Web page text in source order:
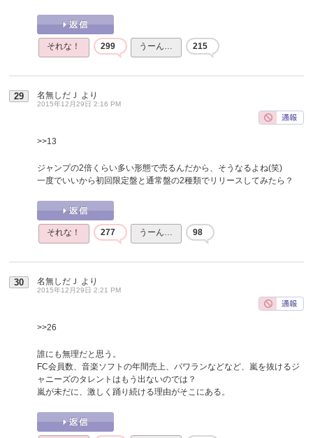
それな！ 299 うーん… 215
29 名無しだＪ より
2015年12月29日 2:16 PM
>>13
ジャンプの2倍くらい多い形態で売るんだから、そうなるよね(笑)
一度でいいから初回限定盤と通常盤の2種類でリリースしてみたら？
それな！ 277 うーん… 98
30 名無しだＪ より
2015年12月29日 2:21 PM
>>26
誰にも無理だと思う。
FC会員数、音楽ソフトの年間売上、パワランなどなど、嵐を抜けるジ
ャニーズのタレントはもう出ないのでは？
嵐が未だに、激しく踊り続ける理由がそこにある。